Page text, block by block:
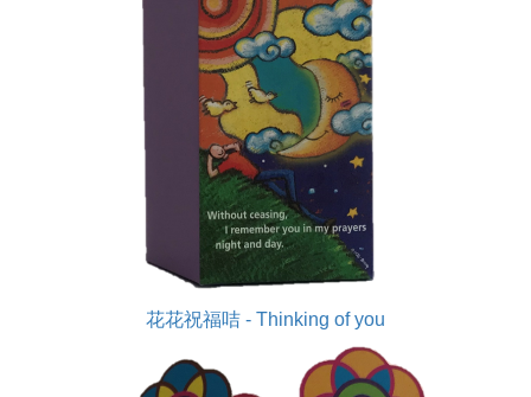
花花祝福咭 - Thinking of you